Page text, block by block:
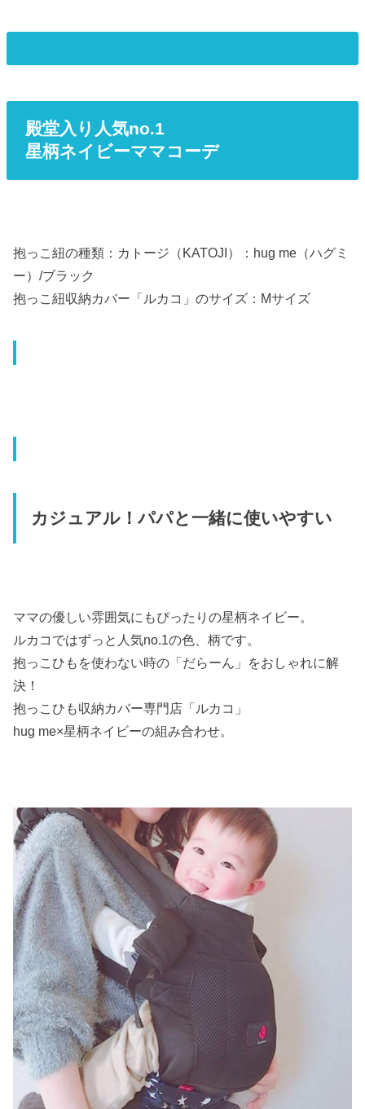
殿堂入り人気no.1
星柄ネイビーママコーデ
抱っこ紐の種類：カトージ（KATOJI）：hug me（ハグミ
ー）/ブラック
抱っこ紐収納カバー「ルカコ」のサイズ：Mサイズ
カジュアル！パパと一緒に使いやすい
ママの優しい雰囲気にもぴったりの星柄ネイビー。
ルカコではずっと人気no.1の色、柄です。
抱っこひもを使わない時の「だらーん」をおしゃれに解
決！
抱っこひも収納カバー専門店「ルカコ」
hug me×星柄ネイビーの組み合わせ。